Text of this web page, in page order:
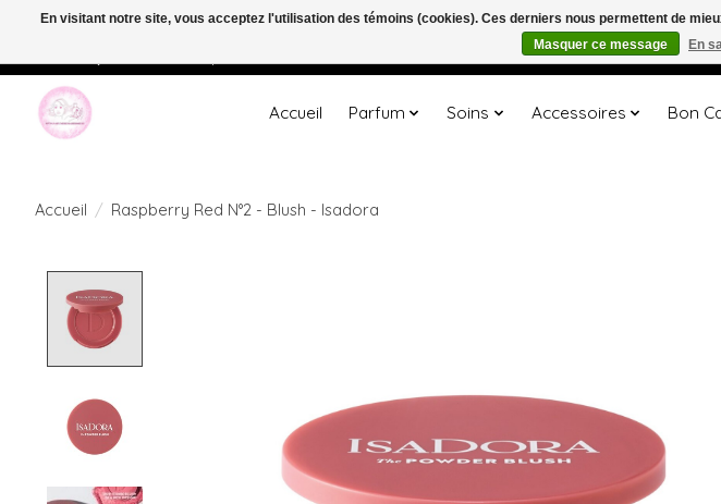
Accueil Parfum Soins Accessoires Bon
Accueil / Raspberry Red N°2 - Blush - Isadora
En visitant notre site, vous acceptez l'utilisation des témoins (cookies). Ces derniers nous permettent de
Masquer ce message
En